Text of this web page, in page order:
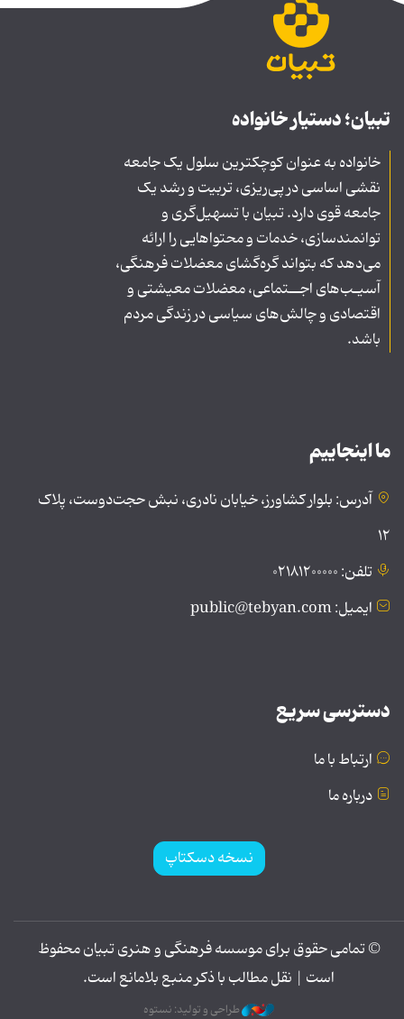
تبیان؛ دستیار خانواده
خانواده به عنوان کوچکترین سلول یک جامعه
نقشی اساسی در پی‌ریزی، تربیت و رشد یک
جامعه قوی دارد. تبیان با تسهیل‌گری و
توانمندسازی، خدمات و محتواهایی را ارائه
می‌دهد که بتواند گره‌گشای معضلات فرهنگی،
آسیـب‌های اجــتماعی، معضلات معیشتی و
اقتصادی و چالش‌های سیاسی در زندگی مردم
باشد.
ما اینجاییم
آدرس: بلوار کشاورز، خیابان نادری، نبش حجت‌دوست، پلاک
۱۲
تلفن: ۰۲۱۸۱۲۰۰۰۰۰
ایمیل: public@tebyan.com
دسترسی سریع
ارتباط با ما
درباره ما
نسخه دسکتاپ
© تمامی حقوق برای موسسه فرهنگی و هنری تبیان محفوظ
است | نقل مطالب با ذکر منبع بلامانع است.
طراحی و تولید: نستوه